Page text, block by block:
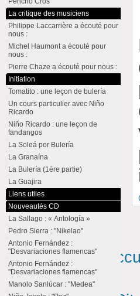
La critique des musiciens
Philippe Laccarrière a écouté pour
nous :
Michel Haumont a écouté pour
nous :
Pierre Chaze a écouté pour nous :
Initiation
Tomatito : une leçon de bulería
Un cours particulier avec Niño
Ricardo
Niño Ricardo : une leçon de
fandangos
La Soleá por Bulería
La Granaína
La Bulería (1ère partie)
La Guajira
Liens utiles
Nouveautés CD
La Sallago : « Antología »
Pedro Sierra : "Nikelao"
Antonio Fernández :
"Desvariaciones flamencas"
Antonio Fernández :
"Desvariaciones flamencas"
Manolo Sanlúcar : "Medea"